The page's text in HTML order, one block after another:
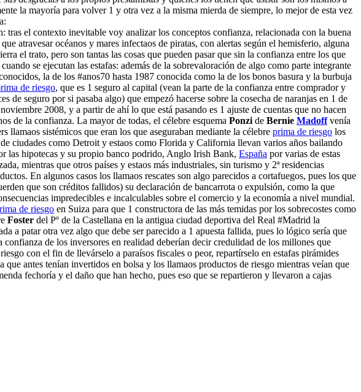
la mayoría para volver 1 y otra vez a la misma mierda de siempre, lo mejor de esta vez
tras el contexto inevitable voy analizar los conceptos confianza, relacionada con la buena
atravesar océanos y mares infectaos de piratas, con alertas según el hemisferio, alguna
el trato, pero son tantas las cosas que pueden pasar que sin la confianza entre los que
se ejecutan las estafas: además de la sobrevaloración de algo como parte integrante
la de los #anos70 hasta 1987 conocida como la de los bonos basura y la burbuja
de riesgo, que es 1 seguro al capital (vean la parte de la confianza entre comprador y
de seguro por si pasaba algo) que empezó hacerse sobre la cosecha de naranjas en 1 de
2008, y a partir de ahí lo que está pasando es 1 ajuste de cuentas que no hacen
de la confianza. La mayor de todas, el célebre esquema Ponzi de Bernie Madoffvenía
llamaos sistémicos que eran los que aseguraban mediante la célebre prima de riesgo los
ciudades como Detroit y estaos como Florida y California llevan varios años bailando
las hipotecas y su propio banco podrido, Anglo Irish Bank, España por varias de estas
mientras que otros países y estaos más industriales, sin turismo y 2ª residencias
En algunos casos los llamaos rescates son algo parecidos a cortafuegos, pues los que
que son créditos fallidos) su declaración de bancarrota o expulsión, como la que
impredecibles e incalculables sobre el comercio y la economía a nivel mundial.
de riesgo en Suiza para que 1 constructora de las más temidas por los sobrecostes como
Foster del Pº de la Castellana en la antigua ciudad deportiva del Real #Madrid la
a patar otra vez algo que debe ser parecido a 1 apuesta fallida, pues lo lógico sería que
de los inversores en realidad deberían decir credulidad de los millones que
con el fin de llevárselo a paraísos fiscales o peor, repartírselo en estafas pirámides
antes tenían invertidos en bolsa y los llamaos productos de riesgo mientras veían que
fechoría y el daño que han hecho, pues eso que se repartieron y llevaron a cajas